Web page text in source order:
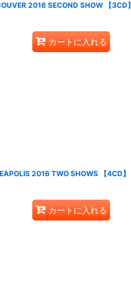
2016 SECOND SHOW 【3CD】
カートに入れる
2016 TWO SHOWS 【4CD】
カートに入れる